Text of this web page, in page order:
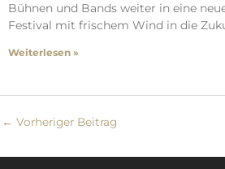
Bühnen und Bands weiter in eine
Festival mit frischem Wind in die
Weiterlesen »
← Vorheriger Beitrag